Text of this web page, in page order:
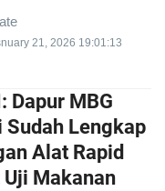
21, 2026 19:01:13
Dapur MBG
Sudah Lengkap
Alat Rapid
Uji Makanan